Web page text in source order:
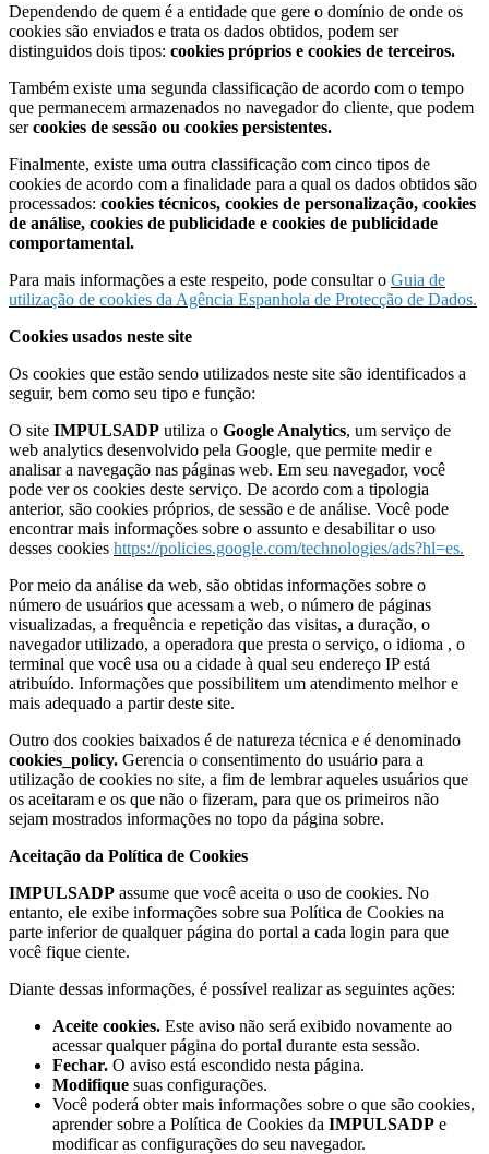
Dependendo de quem é a entidade que gere o domínio de onde os
cookies são enviados e trata os dados obtidos, podem ser
distinguidos dois tipos: cookies próprios e cookies de terceiros.
Também existe uma segunda classificação de acordo com o tempo
que permanecem armazenados no navegador do cliente, que podem
sercookies de sessão ou cookies persistentes.
Finalmente, existe uma outra classificação com cinco tipos de
cookies de acordo com a finalidade para a qual os dados obtidos são
processados: cookies técnicos, cookies de personalização, cookies
de análise, cookies de publicidade e cookies de publicidade
comportamental.
Para mais informações a este respeito, pode consultar o Guia de
utilização de cookies da Agência Espanhola de Protecção de Dados.
Cookies usados ​​neste site
Os cookies que estão sendo utilizados neste site são identificados a
seguir, bem como seu tipo e função:
O site IMPULSADP utiliza o Google Analytics, um serviço de
web analytics desenvolvido pela Google, que permite medir e
analisar a navegação nas páginas web. Em seu navegador, você
pode ver os cookies deste serviço. De acordo com a tipologia
anterior, são cookies próprios, de sessão e de análise. Você pode
encontrar mais informações sobre o assunto e desabilitar o uso
desses cookies https://policies.google.com/technologies/ads?hl=es.
Por meio da análise da web, são obtidas informações sobre o
número de usuários que acessam a web, o número de páginas
visualizadas, a frequência e repetição das visitas, a duração, o
navegador utilizado, a operadora que presta o serviço, o idioma , o
terminal que você usa ou a cidade à qual seu endereço IP está
atribuído. Informações que possibilitem um atendimento melhor e
mais adequado a partir deste site.
Outro dos cookies baixados é de natureza técnica e é denominado
cookies_policy. Gerencia o consentimento do usuário para a
utilização de cookies no site, a fim de lembrar aqueles usuários que
os aceitaram e os que não o fizeram, para que os primeiros não
sejam mostrados informações no topo da página sobre.
Aceitação da Política de Cookies
IMPULSADP assume que você aceita o uso de cookies. No
entanto, ele exibe informações sobre sua Política de Cookies na
parte inferior de qualquer página do portal a cada login para que
você fique ciente.
Diante dessas informações, é possível realizar as seguintes ações:
Aceite cookies. Este aviso não será exibido novamente ao
acessar qualquer página do portal durante esta sessão.
Fechar. O aviso está escondido nesta página.
Modifique suas configurações.
Você poderá obter mais informações sobre o que são cookies,
aprender sobre a Política de Cookies da IMPULSADP e
modificar as configurações do seu navegador.